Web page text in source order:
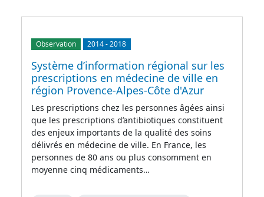
Observation 2014-2018
Système d’information régional sur les
prescriptions en médecine de ville en
région Provence-Alpes-Côte d'Azur
Les prescriptions chez les personnes âgées ainsi
que les prescriptions d’antibiotiques constituent
des enjeux importants de la qualité des soins
délivrés en médecine de ville. En France, les
personnes de 80 ans ou plus consomment en
moyenne cinq médicaments…